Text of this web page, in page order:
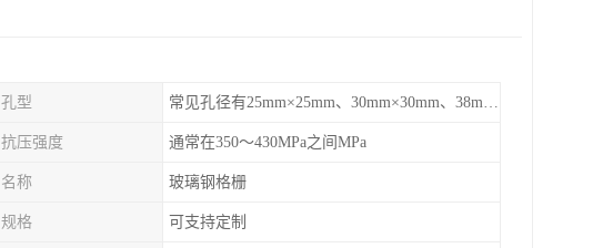
孔型 常见孔径有25mm×25mm、30mm×30mm、38mm×38mm等,
抗压强度 通常在350～430MPa之间MPa
名称 玻璃钢格栅
规格 可支持定制